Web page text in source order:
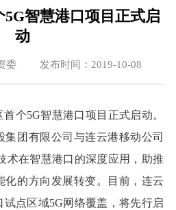
智慧港口项目正式启
动
委 发布时间：2019-10-08
个5G智慧港口项目正式启动。
团有限公司与连云港移动公司
术在智慧港口的深度应用，助推
化的方向发展转变。目前，连云
点区域5G网络覆盖，将先行启